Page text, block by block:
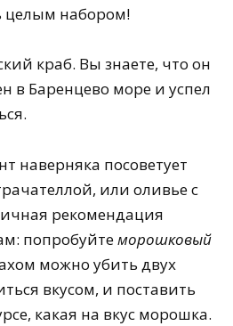
целым набором!
краб. Вы знаете, что он
в Баренцево море и успел
наверняка посоветует
или оливье с
рекомендация
попробуйтеморошковый
можно убить двух
вкусом, и поставить
какая на вкус морошка.